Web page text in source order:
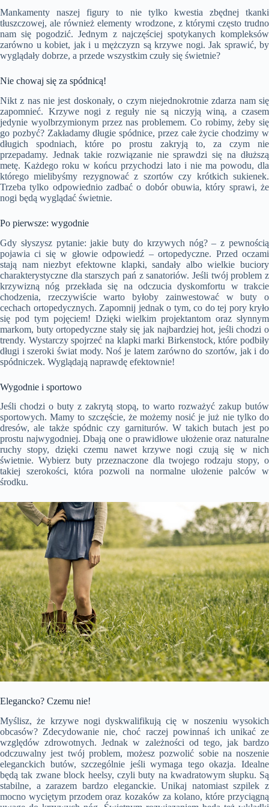
Mankamenty naszej figury to nie tylko kwestia zbędnej tkanki
tłuszczowej, ale również elementy wrodzone, z którymi często trudno
nam się pogodzić. Jednym z najczęściej spotykanych kompleksów
zarówno u kobiet, jak i u mężczyzn są krzywe nogi. Jak sprawić, by
wyglądały dobrze, a przede wszystkim czuły się świetnie?
Nie chowaj się za spódnicą!
Nikt z nas nie jest doskonały, o czym niejednokrotnie zdarza nam się
zapomnieć. Krzywe nogi z reguły nie są niczyją winą, a czasem
jedynie wyolbrzymionym przez nas problemem. Co robimy, żeby się
go pozbyć? Zakładamy długie spódnice, przez całe życie chodzimy w
długich spodniach, które po prostu zakryją to, za czym nie
przepadamy. Jednak takie rozwiązanie nie sprawdzi się na dłuższą
metę. Każdego roku w końcu przychodzi lato i nie ma powodu, dla
którego mielibyśmy rezygnować z szortów czy krótkich sukienek.
Trzeba tylko odpowiednio zadbać o dobór obuwia, który sprawi, że
nogi będą wyglądać świetnie.
Po pierwsze: wygodnie
Gdy słyszysz pytanie: jakie buty do krzywych nóg? – z pewnością
pojawia ci się w głowie odpowiedź – ortopedyczne. Przed oczami
stają nam niezbyt efektowne klapki, sandały albo wielkie buciory
charakterystyczne dla starszych pań z sanatoriów. Jeśli twój problem z
krzywizną nóg przekłada się na odczucia dyskomfortu w trakcie
chodzenia, rzeczywiście warto byłoby zainwestować w buty o
cechach ortopedycznych. Zapomnij jednak o tym, co do tej pory kryło
się pod tym pojęciem! Dzięki wielkim projektantom oraz słynnym
markom, buty ortopedyczne stały się jak najbardziej hot, jeśli chodzi o
trendy. Wystarczy spojrzeć na klapki marki Birkenstock, które podbiły
długi i szeroki świat mody. Noś je latem zarówno do szortów, jak i do
spódniczek. Wyglądają naprawdę efektownie!
Wygodnie i sportowo
Jeśli chodzi o buty z zakrytą stopą, to warto rozważyć zakup butów
sportowych. Mamy to szczęście, że możemy nosić je już nie tylko do
dresów, ale także spódnic czy garniturów. W takich butach jest po
prostu najwygodniej. Dbają one o prawidłowe ułożenie oraz naturalne
ruchy stopy, dzięki czemu nawet krzywe nogi czują się w nich
świetnie. Wybierz buty przeznaczone dla twojego rodzaju stopy, o
takiej szerokości, która pozwoli na normalne ułożenie palców w
środku.
Elegancko? Czemu nie!
Myślisz, że krzywe nogi dyskwalifikują cię w noszeniu wysokich
obcasów? Zdecydowanie nie, choć raczej powinnaś ich unikać ze
względów zdrowotnych. Jednak w zależności od tego, jak bardzo
odczuwalny jest twój problem, możesz pozwolić sobie na noszenie
eleganckich butów, szczególnie jeśli wymaga tego okazja. Idealne
będą tak zwane block heelsy, czyli buty na kwadratowym słupku. Są
stabilne, a zarazem bardzo eleganckie. Unikaj natomiast szpilek z
mocno wyciętym przodem oraz kozaków za kolano, które przyciągną